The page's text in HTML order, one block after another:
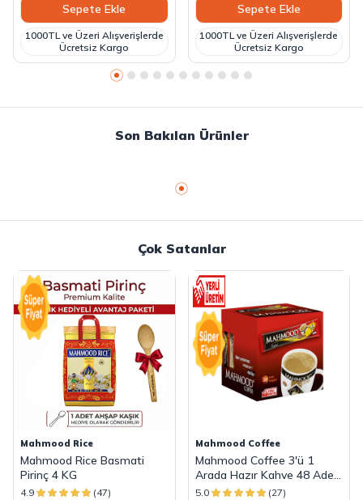
Sepete Ekle
1000TL ve Üzeri Alışverişlerde
Ücretsiz Kargo
Sepete Ekle
1000TL ve Üzeri Alışverişlerde
Ücretsiz Kargo
Son Bakılan Ürünler
Çok Satanlar
Mahmood Rice
Mahmood Rice Basmati
Pirinç 4 KG
4.9 (47)
Mahmood Coffee
Mahmood Coffee 3'ü 1
Arada Hazır Kahve 48 Adet
x 18 G
5.0 (27)